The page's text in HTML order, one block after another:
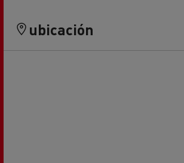
ubicación